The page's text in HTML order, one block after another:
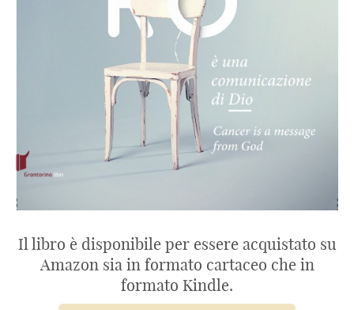
Il libro è disponibile per essere acquistato su
Amazon sia in formato cartaceo che in
formato Kindle.